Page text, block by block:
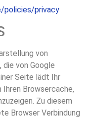
policies/privacy
von
von Google
Seite lädt Ihr
Browsercache,
Zu diesem
Browser Verbindung